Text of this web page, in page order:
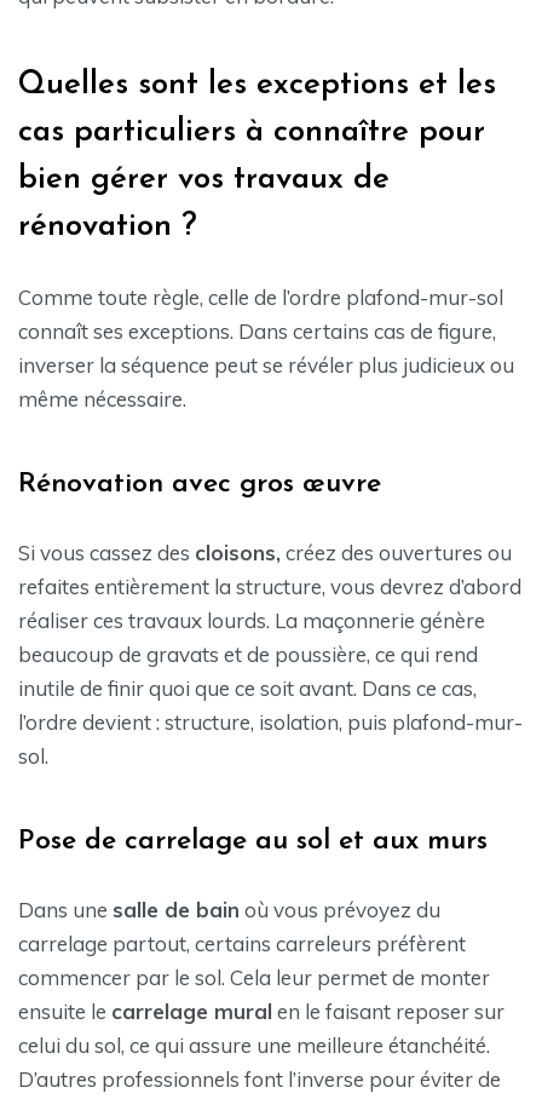
Quelles sont les exceptions et les
cas particuliers à connaître pour
bien gérer vos travaux de
rénovation ?
Comme toute règle, celle de l’ordre plafond-mur-sol
connaît ses exceptions. Dans certains cas de figure,
inverser la séquence peut se révéler plus judicieux ou
même nécessaire.
Rénovation avec gros œuvre
Si vous cassez des cloisons, créez des ouvertures ou
refaites entièrement la structure, vous devrez d’abord
réaliser ces travaux lourds. La maçonnerie génère
beaucoup de gravats et de poussière, ce qui rend
inutile de finir quoi que ce soit avant. Dans ce cas,
l’ordre devient : structure, isolation, puis plafond-mur-
sol.
Pose de carrelage au sol et aux murs
Dans une salle de bain où vous prévoyez du
carrelage partout, certains carreleurs préfèrent
commencer par le sol. Cela leur permet de monter
ensuite le carrelage mural en le faisant reposer sur
celui du sol, ce qui assure une meilleure étanchéité.
D’autres professionnels font l’inverse pour éviter de